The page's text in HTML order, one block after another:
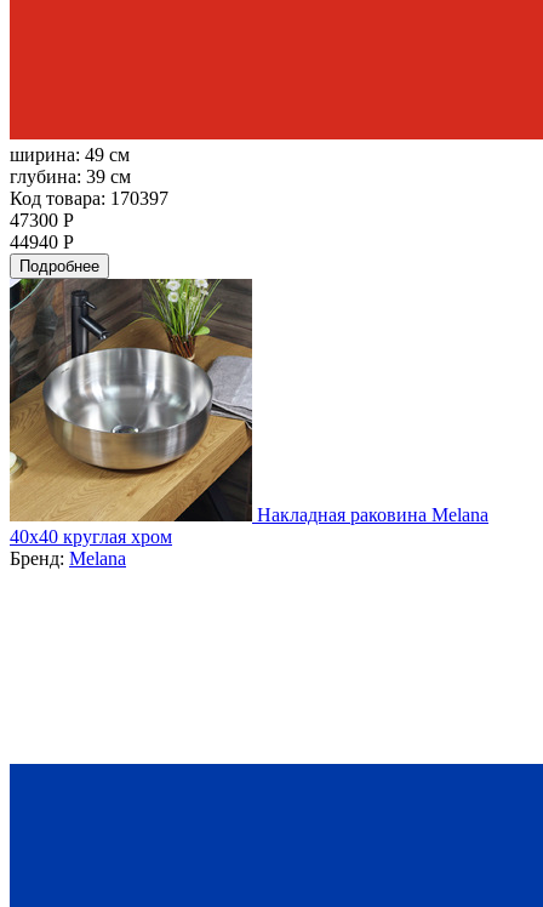
ширина: 49 см
глубина: 39 см
Код товара: 170397
47300 Р
44940 Р
Подробнее
Накладная раковина Melana
40x40 круглая хром
Бренд: Melana